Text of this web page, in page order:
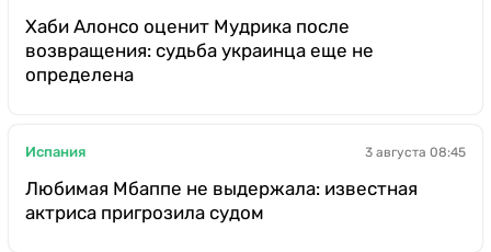
Хаби Алонсо оценит Мудрика после
возвращения: судьба украинца еще не
определена
Испания 3 августа 08:45
Любимая Мбаппе не выдержала: известная
актриса пригрозила судом